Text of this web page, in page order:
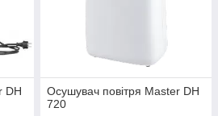
DH
Осушувач повітря Master DH
720